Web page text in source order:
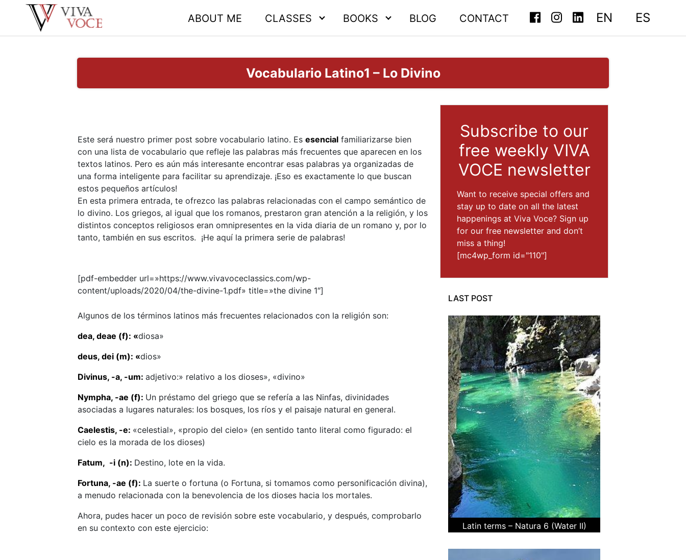
ABOUT ME CLASSES BOOKS BLOG CONTACT EN ES
Vocabulario Latino1 – Lo Divino
Este será nuestro primer post sobre vocabulario latino. Es esencial familiarizarse bien
con una lista de vocabulario que refleje las palabras más frecuentes que aparecen en los
textos latinos. Pero es aún más interesante encontrar esas palabras ya organizadas de
una forma inteligente para facilitar su aprendizaje. ¡Eso es exactamente lo que buscan
estos pequeños artículos!
En esta primera entrada, te ofrezco las palabras relacionadas con el campo semántico de
lo divino. Los griegos, al igual que los romanos, prestaron gran atención a la religión, y los
distintos conceptos religiosos eran omnipresentes en la vida diaria de un romano y, por lo
tanto, también en sus escritos. ¡He aquí la primera serie de palabras!
[pdf-embedder url=»https://www.vivavoceclassics.com/wp-
content/uploads/2020/04/the-divine-1.pdf» title=»the divine 1″]
Algunos de los términos latinos más frecuentes relacionados con la religión son:
dea, deae (f): «diosa»
deus, dei (m): «dios»
Divinus, -a, -um: adjetivo:» relativo a los dioses», «divino»
Nympha, -ae (f): Un préstamo del griego que se refería a las Ninfas, divinidades
asociadas a lugares naturales: los bosques, los ríos y el paisaje natural en general.
Caelestis, -e: «celestial», «propio del cielo» (en sentido tanto literal como figurado: el
cielo es la morada de los dioses)
Fatum, -i (n): Destino, lote en la vida.
Fortuna, -ae (f): La suerte o fortuna (o Fortuna, si tomamos como personificación divina),
a menudo relacionada con la benevolencia de los dioses hacia los mortales.
Ahora, pudes hacer un poco de revisión sobre este vocabulario, y después, comprobarlo
en su contexto con este ejercicio:
Subscribe to our
free weekly VIVA
VOCE newsletter
Want to receive special offers and
stay up to date on all the latest
happenings at Viva Voce? Sign up
for our free newsletter and don’t
miss a thing!
[mc4wp_form id="110"]
LAST POST
Latin terms – Natura 6 (Water II)